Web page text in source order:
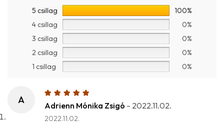
5 csillag
100%
4 csillag
0%
3 csillag
0%
2 csillag
0%
1 csillag
0%
A
Adrienn Mónika Zsigó – 2022.11.02.
2022.11.02.